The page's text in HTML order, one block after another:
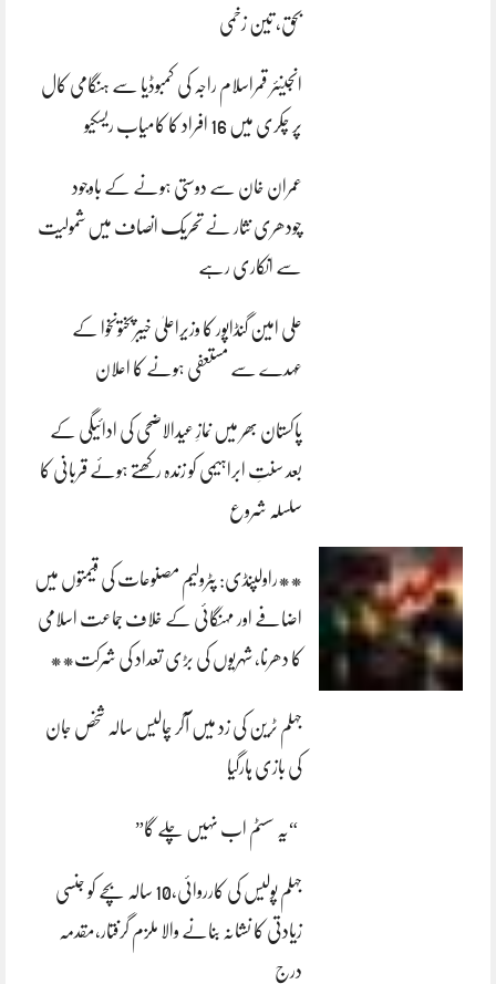
بحق، تین زخمی
انجینئر قمراسلام راجہ کی کمبوڈیا سے ہنگامی کال
پر چکری میں 16 افراد کا کامیاب ریسکیو
عمران خان سے دوستی ہونے کے باوجود
چودھری نثار نے تحریک انصاف میں شمولیت
سے انکاری رہے
علی امین گنڈاپور کا وزیراعلیٰ خیبرپختونخوا کے
عہدے سے مستعفی ہونے کا اعلان
پاکستان بھر میں نمازِ عیدالاضحی کی ادائیگی کے
بعد سنتِ ابراہیمی کو زندہ رکھتے ہوئے قربانی کا
سلسلہ شروع
**راولپنڈی: پٹرولیم مصنوعات کی قیمتوں میں
اضافے اور مہنگائی کے خلاف جماعت اسلامی
کا دھرنا، شہریوں کی بڑی تعداد کی شرکت**
جہلم ٹرین کی زد میں آکر چالیس سالہ شخص جان
کی بازی ہارگیا
“یہ سسٹم اب نہیں چلے گا”
جہلم پولیس کی کارروائی،10 سالہ بچے کو جنسی
زیادتی کا نشانہ بنانے والا ملزم گرفتار،مقدمہ
درج